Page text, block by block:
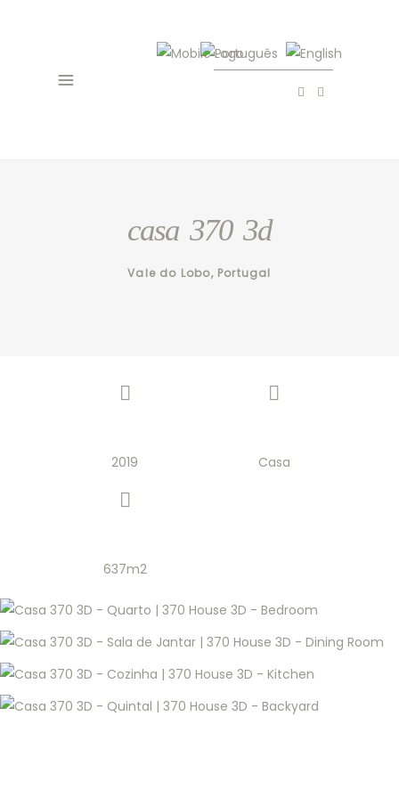
casa 370 3d
Vale do Lobo, Portugal
2019 Casa
637m2